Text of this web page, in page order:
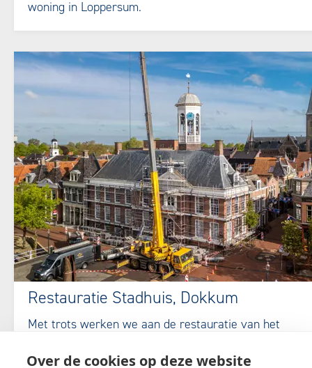
Over de cookies op deze website
woning in Loppersum.
Restauratie Stadhuis, Dokkum
Met trots werken we aan de restauratie van het
partners herstellen we dit monument met oog voor